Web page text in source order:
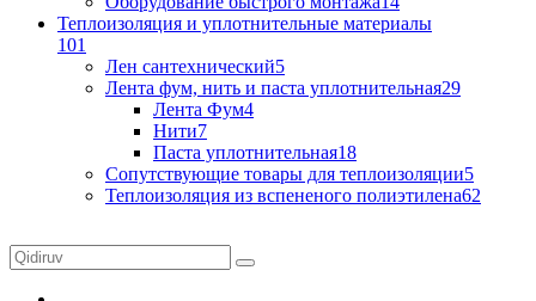
Теплоизоляция и уплотнительные материалы
101
Лен сантехнический5
Лента фум, нить и паста уплотнительная29
Лента Фум4
Нити7
Паста уплотнительная18
Сопутствующие товары для теплоизоляции5
Теплоизоляция из вспененого полиэтилена62